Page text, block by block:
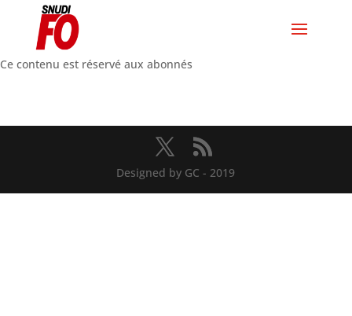
Ce contenu est réservé aux abonnés
Designed by GC - 2019